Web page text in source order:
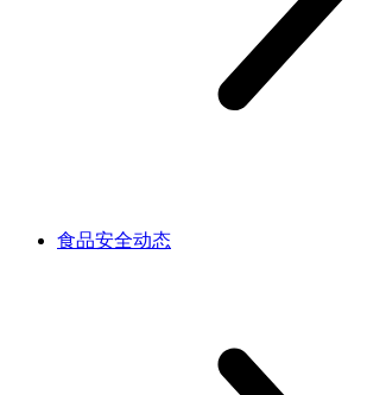
食品安全动态